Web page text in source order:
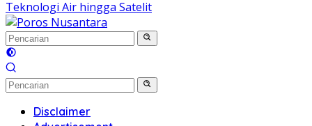
Teknologi Air hingga Satelit
Disclaimer